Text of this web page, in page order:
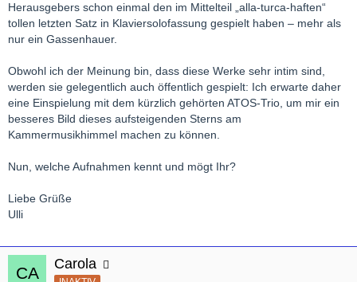
Herausgebers schon einmal den im Mittelteil „alla-turca-haften“
tollen letzten Satz in Klaviersolofassung gespielt haben – mehr als
nur ein Gassenhauer.
Obwohl ich der Meinung bin, dass diese Werke sehr intim sind,
werden sie gelegentlich auch öffentlich gespielt: Ich erwarte daher
eine Einspielung mit dem kürzlich gehörten ATOS-Trio, um mir ein
besseres Bild dieses aufsteigenden Sterns am
Kammermusikhimmel machen zu können.
Nun, welche Aufnahmen kennt und mögt Ihr?
Liebe Grüße
Ulli
Carola